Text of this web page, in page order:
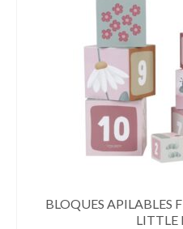
BLOQUES APILABLES
LITTLE